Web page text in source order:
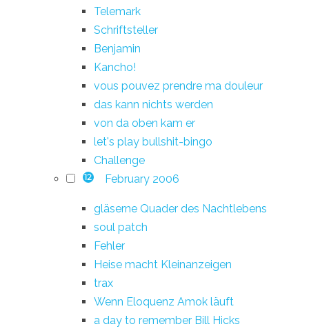
Telemark
Schriftsteller
Benjamin
Kancho!
vous pouvez prendre ma douleur
das kann nichts werden
von da oben kam er
let's play bullshit-bingo
Challenge
12 February 2006
gläserne Quader des Nachtlebens
soul patch
Fehler
Heise macht Kleinanzeigen
trax
Wenn Eloquenz Amok läuft
a day to remember Bill Hicks